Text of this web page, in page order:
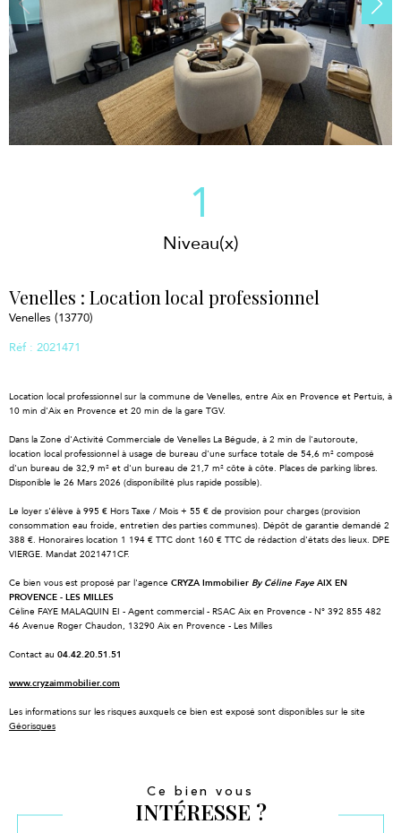
1
Niveau(x)
Venelles : Location local professionnel
Venelles (13770)
Réf : 2021471
Location local professionnel sur la commune de Venelles, entre Aix en Provence et Pertuis, à
10 min d'Aix en Provence et 20 min de la gare TGV.
Dans la Zone d'Activité Commerciale de Venelles La Bégude, à 2 min de l'autoroute,
location local professionnel à usage de bureau d'une surface totale de 54,6 m² composé
d'un bureau de 32,9 m² et d'un bureau de 21,7 m² côte à côte. Places de parking libres.
Disponible le 26 Mars 2026 (disponibilité plus rapide possible).
Le loyer s'élève à 995 € Hors Taxe / Mois + 55 € de provision pour charges (provision
consommation eau froide, entretien des parties communes). Dépôt de garantie demandé 2
388 €. Honoraires location 1 194 € TTC dont 160 € TTC de rédaction d'états des lieux. DPE
VIERGE. Mandat 2021471CF.
Ce bien vous est proposé par l'agence CRYZA Immobilier By Céline Faye AIX EN
PROVENCE - LES MILLES
Céline FAYE MALAQUIN EI - Agent commercial - RSAC Aix en Provence - N° 392 855 482
46 Avenue Roger Chaudon, 13290 Aix en Provence - Les Milles
Contact au 04.42.20.51.51
www.cryzaimmobilier.com
Les informations sur les risques auxquels ce bien est exposé sont disponibles sur le site
Géorisques
Ce bien vous
INTÉRESSE ?